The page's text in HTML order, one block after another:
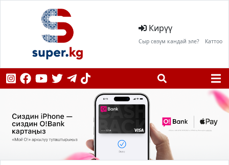
Кирүү
Сыр сөзүм кандай эле? Каттоо